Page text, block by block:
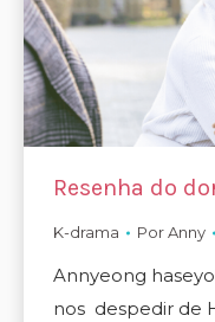
Resenha do
K-drama PorAnny
Annyeong
nos despedir de